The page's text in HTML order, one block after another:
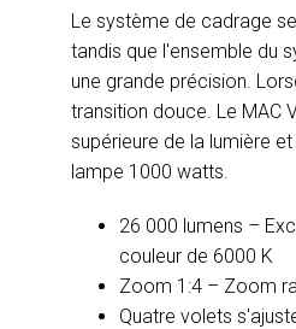
Le système de cadrage
tandis que l'ensemble du
une grande précision.
transition douce. Le MAC
supérieure de la lumière
lampe 1000 watts.
26 000 lumens –
couleur de 6000 K
Zoom 1:4 – Zoom
Quatre volets